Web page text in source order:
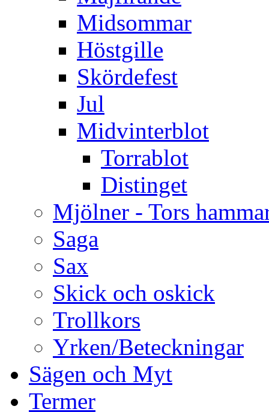
Midsommar
Höstgille
Skördefest
Jul
Midvinterblot
Torrablot
Distinget
Mjölner - Tors
Saga
Sax
Skick och oskick
Trollkors
Yrken/Beteckningar
Sägen och Myt
Termer